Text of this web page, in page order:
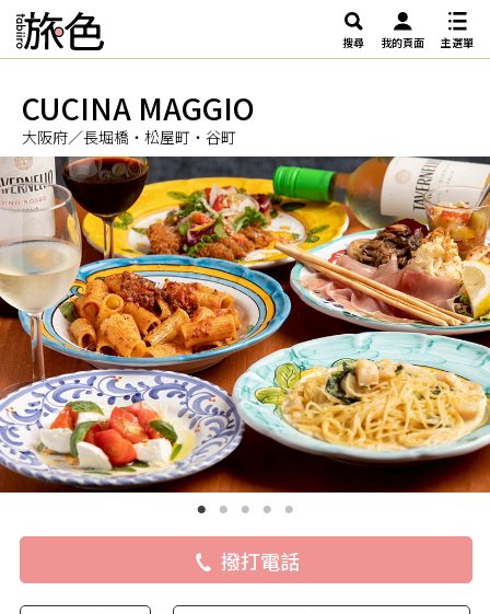
搜尋 我的頁面 主選單
CUCINA MAGGIO
大阪府／長堀橋・松屋町・谷町
撥打電話